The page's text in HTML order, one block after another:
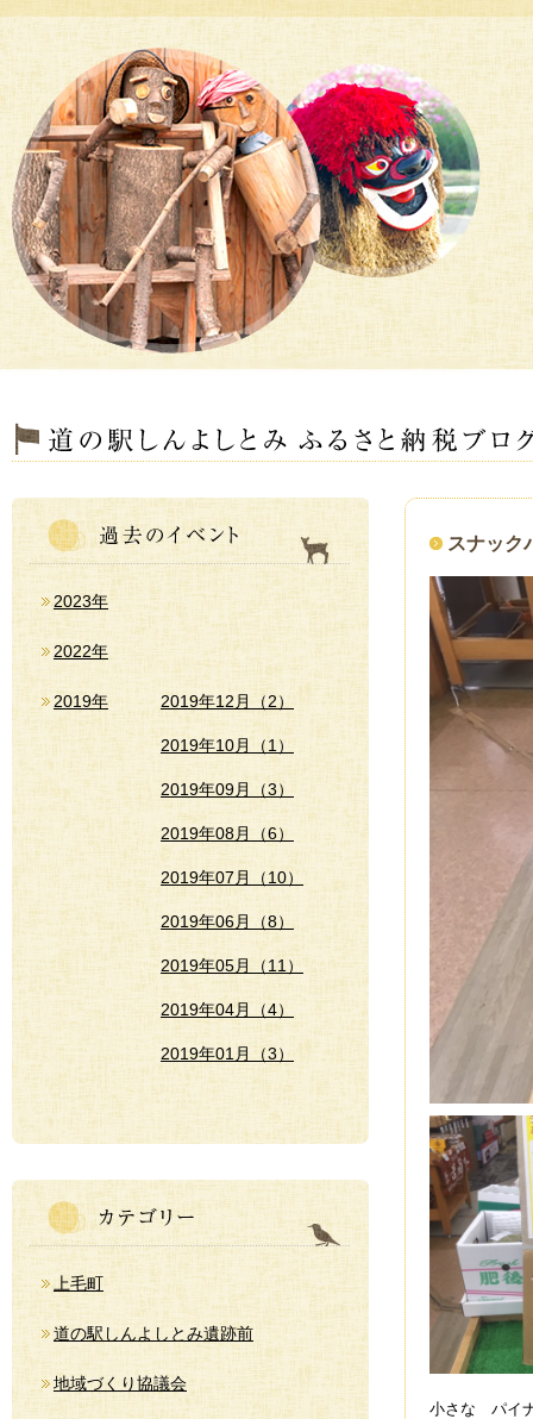
2023年
2022年
2019年 2019年12月（2）
2019年10月（1）
2019年09月（3）
2019年08月（6）
2019年07月（10）
2019年06月（8）
2019年05月（11）
2019年04月（4）
2019年01月（3）
上毛町
道の駅しんよしとみ遺跡前
地域づくり協議会
スナック
小さな パイ